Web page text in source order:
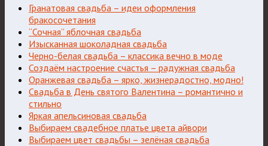
Гранатовая свадьба – идеи оформления
бракосочетания
“Сочная” яблочная свадьба
Изысканная шоколадная свадьба
Черно-белая свадьба – классика вечно в моде
Создаём настроение счастья – радужная свадьба
Оранжевая свадьба – ярко, жизнерадостно, модно!
Свадьба в День святого Валентина – романтично и
стильно
Яркая апельсиновая свадьба
Выбираем свадебное платье цвета айвори
Выбираем цвет свадьбы – зелёная свадьба